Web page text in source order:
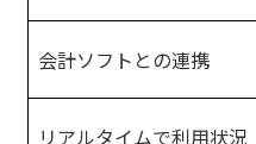
会計ソフトとの連携
リアルタイムで利用状況